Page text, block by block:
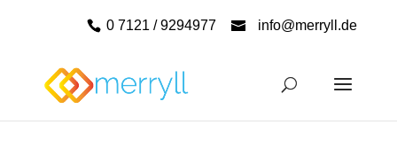
0 7121 / 9294977 info@merryll.de